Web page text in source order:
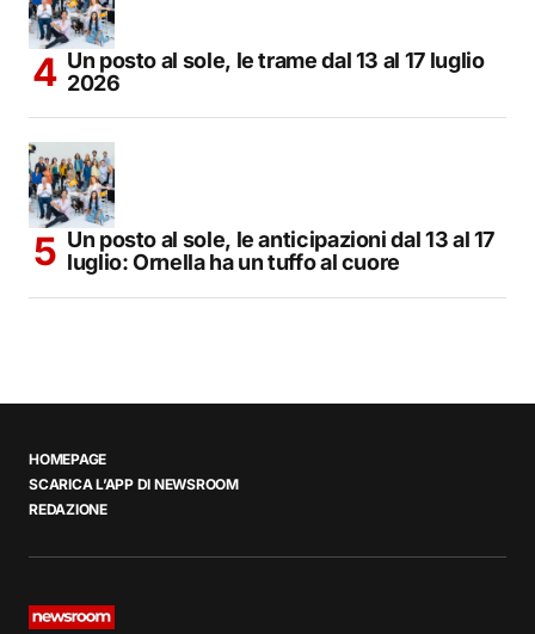
Un posto al sole, le trame dal 13 al 17 luglio
2026
Un posto al sole, le anticipazioni dal 13 al 17
luglio: Ornella ha un tuffo al cuore
HOMEPAGE
SCARICA L’APP DI NEWSROOM
REDAZIONE